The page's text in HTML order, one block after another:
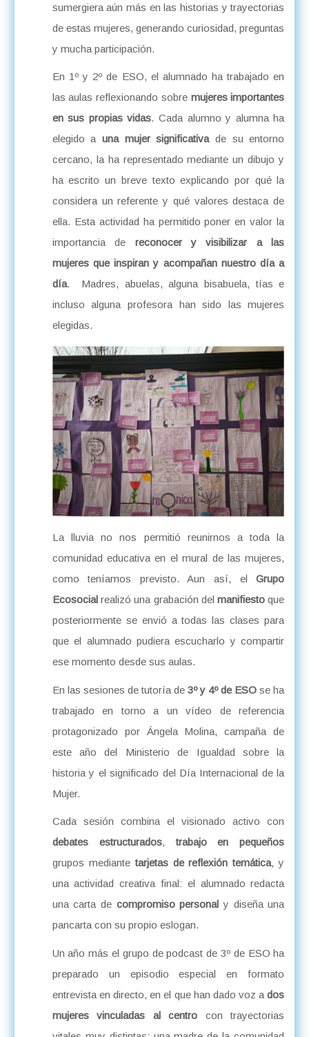
sumergiera aún más en las historias y trayectorias
de estas mujeres, generando curiosidad, preguntas
y mucha participación.
En 1º y 2º de ESO, el alumnado ha trabajado en
las aulas reflexionando sobre mujeres importantes
en sus propias vidas. Cada alumno y alumna ha
elegido auna mujer significativade su entorno
cercano, la ha representado mediante un dibujo y
ha escrito un breve texto explicando por qué la
considera un referente y qué valores destaca de
ella. Esta actividad ha permitido poner en valor la
importancia de reconocer y visibilizar a las
mujeres que inspiran y acompañan nuestro día a
día. Madres, abuelas, alguna bisabuela, tías e
incluso alguna profesora han sido las mujeres
elegidas.
La lluvia no nos permitió reunirnos a toda la
comunidad educativa en el mural de las mujeres,
como teníamos previsto. Aun así, elGrupo
Ecosocial realizó una grabación delmanifiesto que
posteriormente se envió a todas las clases para
que el alumnado pudiera escucharlo y compartir
ese momento desde sus aulas.
En las sesiones de tutoría de 3º y 4º de ESO se ha
trabajado en torno a un vídeo de referencia
protagonizado por Ángela Molina, campaña de
este año del Ministerio de Igualdad sobre la
historia y el significado del Día Internacional de la
Mujer.
Cada sesión combina el visionado activo con
debates estructurados,trabajo en pequeños
grupos mediantetarjetas de reflexión temática, y
una actividad creativa final: el alumnado redacta
una carta de compromiso personal y diseña una
pancarta con su propio eslogan.
Un año más el grupo de podcast de 3º de ESO ha
preparado un episodio especial en formato
entrevista en directo, en el que han dado voz a dos
mujeres vinculadas al centro con trayectorias